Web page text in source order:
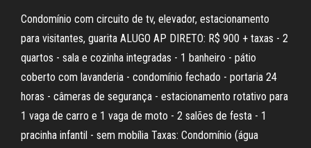
Condomínio com circuito de tv, elevador, estacionamento
para visitantes, guarita ALUGO AP DIRETO: R$ 900 + taxas - 2
quartos - sala e cozinha integradas - 1 banheiro - pátio
coberto com lavanderia - condomínio fechado - portaria 24
horas - câmeras de segurança - estacionamento rotativo para
1 vaga de carro e 1 vaga de moto - 2 salões de festa - 1
pracinha infantil - sem mobília Taxas: Condomínio (água